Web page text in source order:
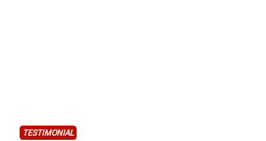
TESTIMONIAL